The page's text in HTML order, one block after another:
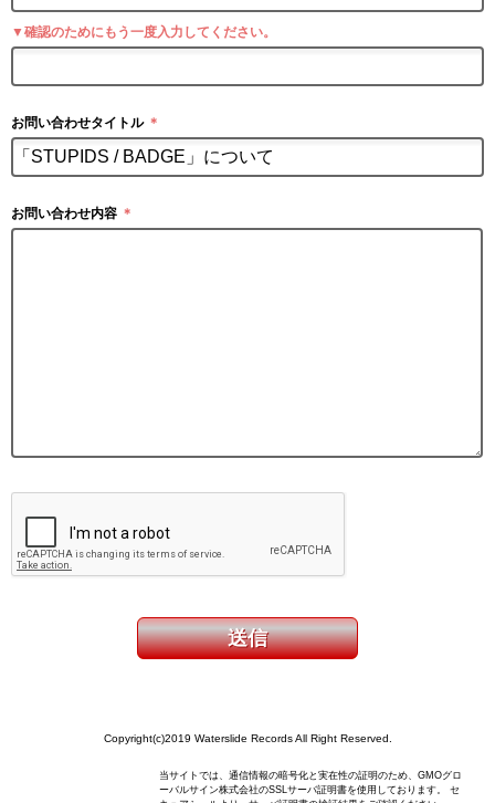
▼確認のためにもう一度入力してください。
お問い合わせタイトル ＊
お問い合わせ内容 ＊
Copyright(c)2019 Waterslide Records All Right Reserved.
当サイトでは、通信情報の暗号化と実在性の証明のため、GMOグロ
ーバルサイン株式会社のSSLサーバ証明書を使用しております。 セ